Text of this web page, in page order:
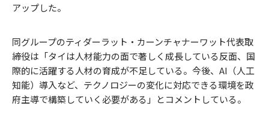
アップした。
同グループのティダーラット・カーンチャナーワット代表取
締役は「タイは人材能力の面で著しく成長している反面、国
際的に活躍する人材の育成が不足している。今後、AI（人工
知能）導入など、テクノロジーの変化に対応できる環境を政
府主導で構築していく必要がある」とコメントしている。